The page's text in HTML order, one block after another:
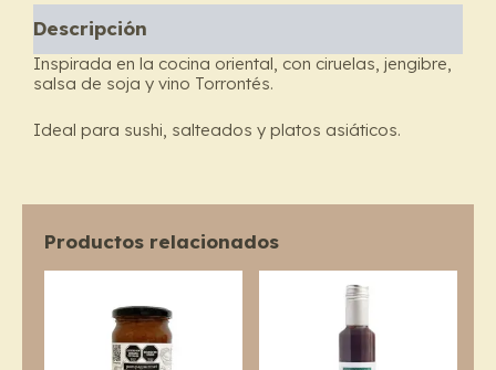
–
Pampagourmet
cantidad
Descripción
Inspirada en la cocina oriental, con ciruelas, jengibre,
salsa de soja y vino Torrontés.
Ideal para sushi, salteados y platos asiáticos.
Productos relacionados